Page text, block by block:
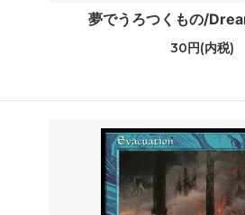
夢でうろつくもの/
30円(内税)